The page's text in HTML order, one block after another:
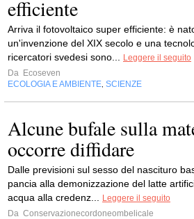
efficiente
Arriva il fotovoltaico super efficiente: è
un'invenzione del XIX secolo e una
ricercatori svedesi sono...
Leggere il seguito
Da Ecoseven
ECOLOGIA E AMBIENTE SCIENZE
Alcune bufale sulla
occorre diffidare
Dalle previsioni sul sesso del nascituro
pancia alla demonizzazione del latte
acqua alla credenz...
Leggere il seguito
Da Conservazionecordoneombelicale